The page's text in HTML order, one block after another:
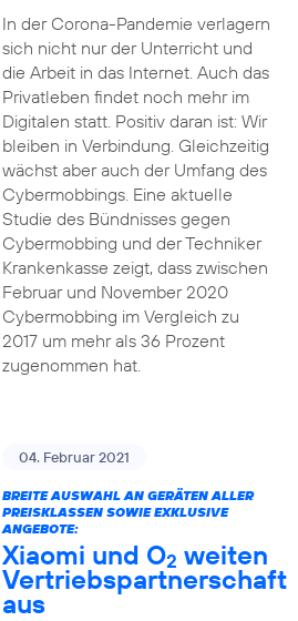
In der Corona-Pandemie verlagern
sich nicht nur der Unterricht und
die Arbeit in das Internet. Auch das
Privatleben findet noch mehr im
Digitalen statt. Positiv daran ist: Wir
bleiben in Verbindung. Gleichzeitig
wächst aber auch der Umfang des
Cybermobbings. Eine aktuelle
Studie des Bündnisses gegen
Cybermobbing und der Techniker
Krankenkasse zeigt, dass zwischen
Februar und November 2020
Cybermobbing im Vergleich zu
2017 um mehr als 36 Prozent
zugenommen hat.
04. Februar 2021
BREITE AUSWAHL AN GERÄTEN ALLER
PREISKLASSEN SOWIE EXKLUSIVE
ANGEBOTE:
Xiaomi und O2 weiten
Vertriebspartnerschaft
aus